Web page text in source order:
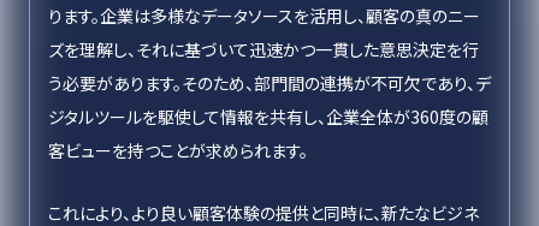
ります。企業は多様なデータソースを活用し、顧客の真のニー
ズを理解し、それに基づいて迅速かつ一貫した意思決定を行
う必要があります。そのため、部門間の連携が不可欠であり、デ
ジタルツールを駆使して情報を共有し、企業全体が360度の顧
客ビューを持つことが求められます。
これにより、より良い顧客体験の提供と同時に、新たなビジネ